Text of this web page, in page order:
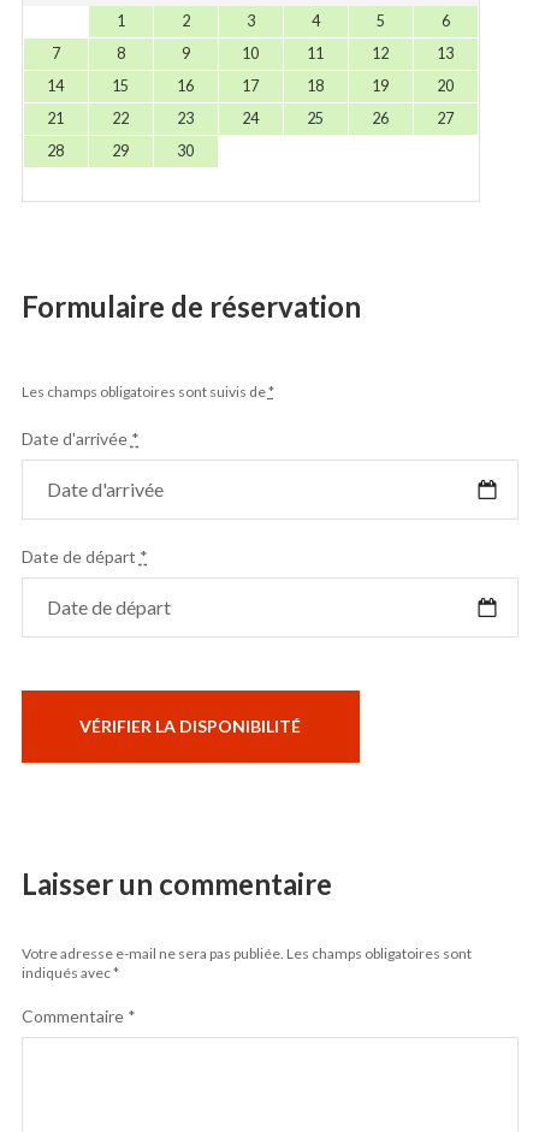
1
2 3 4 5
6
7
8 9 10 11 12
13
14
15 16 17 18 19
20
21
22 23 24 25 26
27
28
29 30
Formulaire de réservation
Les champs obligatoires sont suivis de*
Date d'arrivée *
Date de départ *
Laisser un commentaire
Votre adresse e-mail ne sera pas publiée. Les champs obligatoires sont
indiqués avec*
Commentaire *